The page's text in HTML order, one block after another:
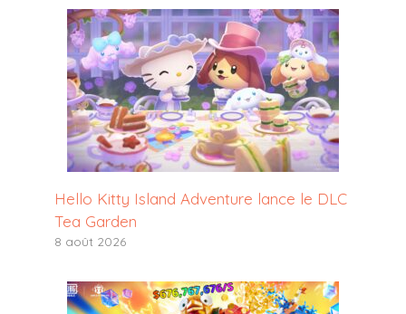
Hello Kitty Island Adventure lance le DLC
Tea Garden
8 août 2026